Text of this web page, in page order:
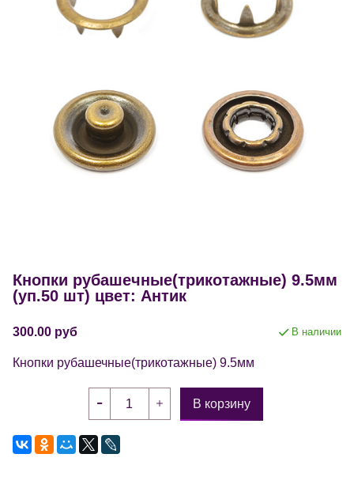
Кнопки рубашечные(трикотажные) 9.5мм
(уп.50 шт) цвет: Антик
300.00 руб В наличии
Кнопки рубашечные(трикотажные) 9.5мм
В корзину